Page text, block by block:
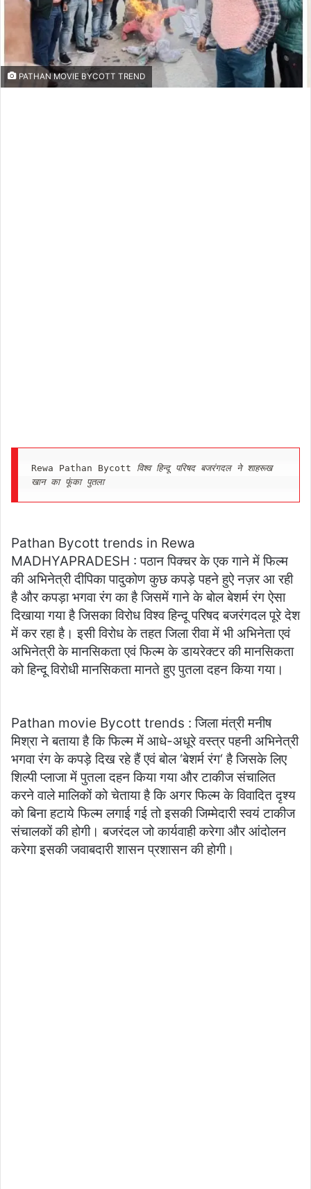
PATHAN MOVIE BYCOTT TREND
Rewa Pathan Bycott विश्व हिन्दू परिषद बजरंगदल ने शाहरूख
खान का फूंका पुतला
Pathan Bycott trends in Rewa
MADHYAPRADESH : पठान पिक्चर के एक गाने में फिल्म
की अभिनेत्री दीपिका पादुकोण कुछ कपड़े पहने हुऐ नज़र आ रही
है और कपड़ा भगवा रंग का है जिसमें गाने के बोल बेशर्म रंग ऐसा
दिखाया गया है जिसका विरोध विश्व हिन्दू परिषद बजरंगदल पूरे देश
में कर रहा है। इसी विरोध के तहत जिला रीवा में भी अभिनेता एवं
अभिनेत्री के मानसिकता एवं फिल्म के डायरेक्टर की मानसिकता
को हिन्दू विरोधी मानसिकता मानते हुए पुतला दहन किया गया।
Pathan movie Bycott trends : जिला मंत्री मनीष
मिश्रा ने बताया है कि फिल्म में आधे-अधूरे वस्त्र पहनी अभिनेत्री
भगवा रंग के कपड़े दिख रहे हैं एवं बोल ‘बेशर्म रंग‘ है जिसके लिए
शिल्पी प्लाजा में पुतला दहन किया गया और टाकीज संचालित
करने वाले मालिकों को चेताया है कि अगर फिल्म के विवादित दृश्य
को बिना हटाये फिल्म लगाई गई तो इसकी जिम्मेदारी स्वयं टाकीज
संचालकों की होगी। बजरंदल जो कार्यवाही करेगा और आंदोलन
करेगा इसकी जवाबदारी शासन प्रशासन की होगी।